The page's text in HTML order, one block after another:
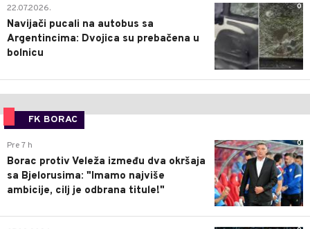
0
22.07.2026.
Navijači pucali na autobus sa
Argentincima: Dvojica su prebačena u
bolnicu
FK BORAC
0
Pre 7 h
Borac protiv Veleža između dva okršaja
sa Bjelorusima: "Imamo najviše
ambicije, cilj je odbrana titule!"